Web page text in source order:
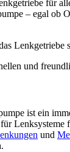
für
– egal ob
und
ist ein
Lenksysteme
und